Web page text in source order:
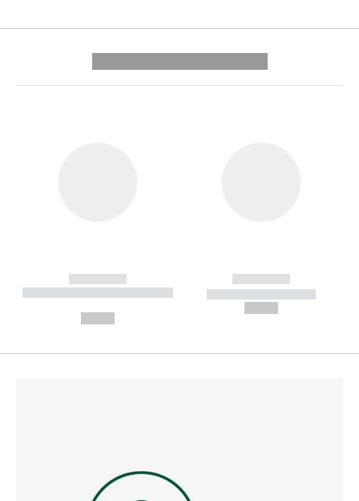
------------
----------- ----------- --------
------------
----------- -----------